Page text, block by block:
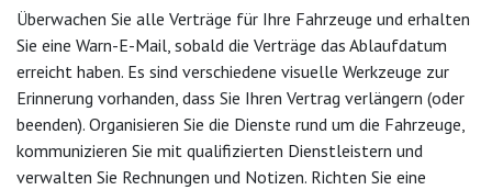
Überwachen Sie alle Verträge für Ihre Fahrzeuge und erhalten
Sie eine Warn-E-Mail, sobald die Verträge das Ablaufdatum
erreicht haben. Es sind verschiedene visuelle Werkzeuge zur
Erinnerung vorhanden, dass Sie Ihren Vertrag verlängern (oder
beenden). Organisieren Sie die Dienste rund um die Fahrzeuge,
kommunizieren Sie mit qualifizierten Dienstleistern und
verwalten Sie Rechnungen und Notizen. Richten Sie eine